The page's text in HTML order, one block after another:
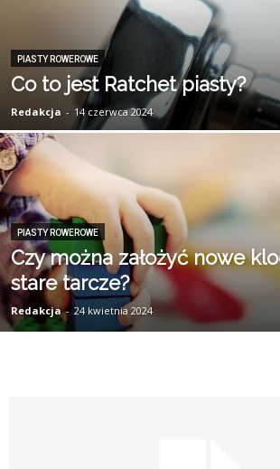
PIASTY ROWEROWE
Co to jest Ratchet piasty?
Redakcja - 14 czerwca 2024
PIASTY ROWEROWE
Czy można założyć nowe
stare tarcze?
Redakcja - 24 kwietnia 2024